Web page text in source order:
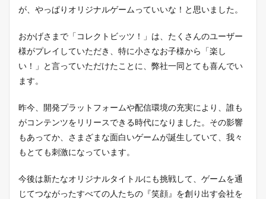
が、やっぱりオリジナルゲームっていいな！と思いました。
おかげさまで「コレクトビッツ！」は、たくさんのユーザー
様がプレイしていただき、特に小さなお子様から「楽し
い！」と言っていただけたことに、弊社一同とても喜んでい
ます。
昨今、開発プラットフォームや配信環境の充実により、誰も
がコンテンツをリリースできる時代になりました。その影響
もあってか、さまざまな面白いゲームが誕生していて、我々
もとても刺激になっています。
今後は新たなオリジナルタイトルにも挑戦して、ゲームを通
じてつながったすべての人たちの『笑顔』を創り出す会社を